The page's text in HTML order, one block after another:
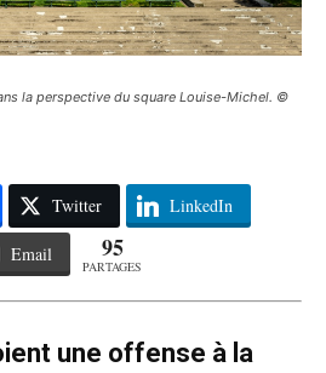
la perspective du square Louise-Michel. ©
Twitter LinkedIn
Email 95
PARTAGES
une offense à la